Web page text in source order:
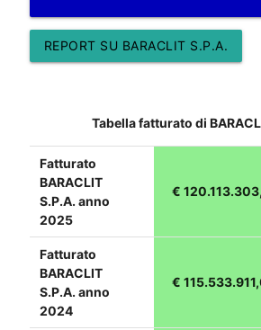
REPORT SU BARACLIT S.P.A.
Tabella fatturato di
Fatturato
BARACLIT
S.P.A. anno
2025
€
Fatturato
BARACLIT
S.P.A. anno
2024
€